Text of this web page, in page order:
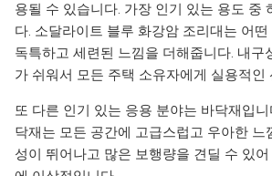
용될 수 있습니다. 가장 인기 있는 용도 중
다. 소달라이트 블루 화강암 조리대는 어
독특하고 세련된 느낌을 더해줍니다. 내구
가 쉬워서 모든 주택 소유자에게 실용적인
또 다른 인기 있는 응용 분야는 바닥재입
닥재는 모든 공간에 고급스럽고 우아한 느
성이 뛰어나고 많은 보행량을 견딜 수 있